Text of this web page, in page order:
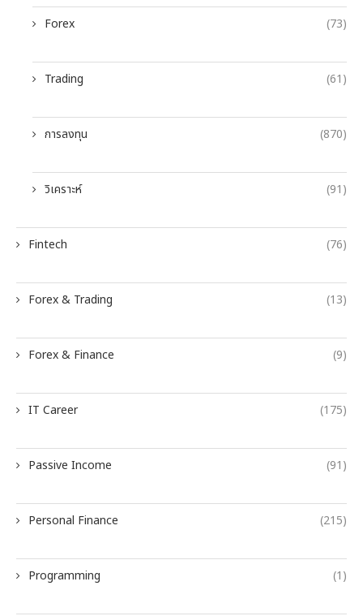
Forex (73)
Trading (61)
การลงทุน (870)
วิเคราะห์ (91)
Fintech (76)
Forex & Trading (13)
Forex & Finance (9)
IT Career (175)
Passive Income (91)
Personal Finance (215)
Programming (1)